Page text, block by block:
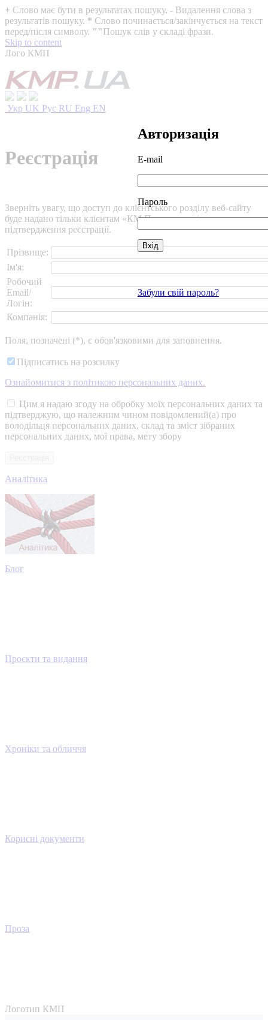
+ Слово має бути в результатах пошуку. - Видалення слова з
результатів пошуку. * Слово починається/закінчується на текст
перед/після символу. ""Пошук слів у складі фрази.
Skip to content
Лого КМП
Укр UK Рус RU Eng EN
Авторизація
E-mail
Пароль
Забули свій пароль?
Реєстрація
Зверніть увагу, що доступ до клієнтського розділу веб-сайту
буде надано тільки клієнтам «КМ Партнери» після
підтвердження реєстрації.
Прізвище:
Ім'я:
Робочий
Email/
Логін:
Компанія:
Поля, позначені (*), є обов'язковими для заповнення.
Підписатись на розсилку
Ознайомитися з політикою персональних даних.
Цим я надаю згоду на обробку моїх персональних даних та
підтверджую, що належним чином повідомлений(а) про
володільця персональних даних, склад та зміст зібраних
персональних даних, мої права, мету збору
Аналітика
Блог
Проєкти та видання
Хроніки та обличчя
Корисні документи
Проза
Логотип КМП